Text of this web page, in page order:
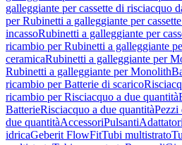
galleggiante per cassette di risciacquo
per Rubinetti a galleggiante per
incassoRubinetti a galleggiante per
ricambio per Rubinetti a galleggiante
ceramicaRubinetti a galleggiante per
Rubinetti a galleggiante per Monolith
ricambio per Batterie di scarico
ricambio per Risciacquo a due quantità
BatterieRisciacquo a due quantitàPezzi
due quantitàAccessoriPulsantiAdattatori
idricaGeberit FlowFitTubi multistrato